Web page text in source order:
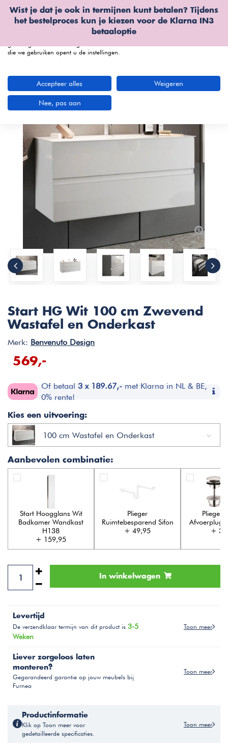
Wist je dat je ook in termijnen kunt betalen? Tijdens
het bestelproces kun je kiezen voor de Klarna IN3
betaaloptie
Start HG Wit 100 cm Zwevend
Wastafel en Onderkast
Merk: Benvenuto Design
569,-
Of betaal 3 x 189.67,- met Klarna in NL & BE,
0% rente!
Kies een uitvoering:
100 cm Wastafel en Onderkast
Aanbevolen combinatie:
Start Hoogglans Wit
Badkamer Wandkast
H138
+ 159,95
Plieger
Ruimtebesparend Sifon
+ 49,95
Plieger
Afvoerplug
+
In winkelwagen
Levertijd
De verzendklaar termijn van dit product is 3-5
Weken
Toon meer
Liever zorgeloos laten
monteren?
Gegarandeerd garantie op jouw meubels bij
Furnea
Toon meer
Productinformatie
Klik op Toon meer voor
gedetailleerde specificaties.
Toon meer
Wij gebruiken cookies
We kunnen deze plaatsen voor analyse van onze bezoekersgegevens, om
onze website te verbeteren, gepersonaliseerde inhoud te tonen en om u een
die we gebruiken opent u de instellingen.
Accepteer alles Weigeren
Nee, pas aan